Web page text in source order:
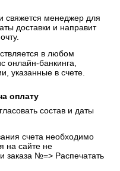
свяжется менеджер для
доставки и направит
в любом
онлайн-банкинга,
указанные в счете.
оплату
состав и даты
счета необходимо
на сайте не
заказа №=> Распечатать